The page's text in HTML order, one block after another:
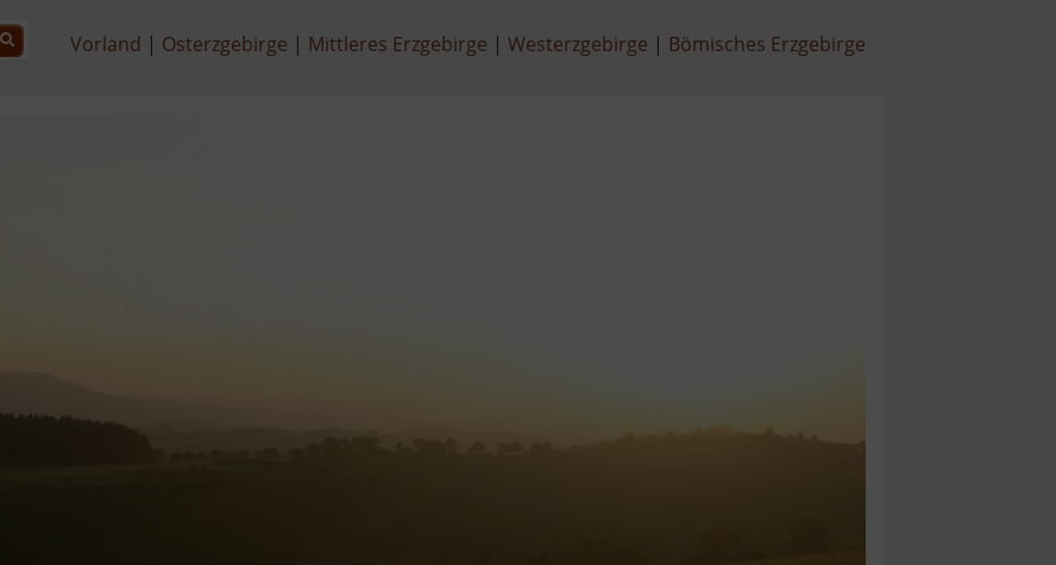
Vorland Osterzgebirge Mittleres Erzgebirge Westerzgebirge Bömisches Erzgebirge